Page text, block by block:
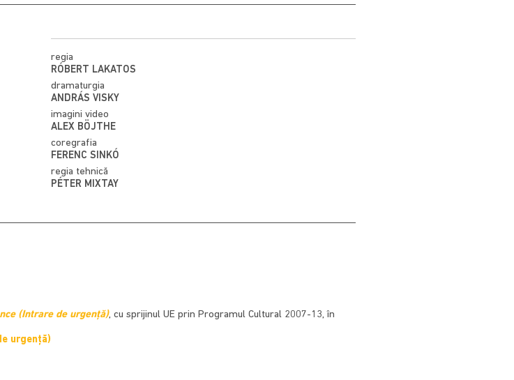
regia
RÓBERT LAKATOS
dramaturgia
ANDRÁS VISKY
imagini video
ALEX BÖJTHE
coregrafia
FERENC SINKÓ
regia tehnică
PÉTER MIXTAY
(Intrare de urgenţă), cu sprijinul UE prin Programul Cultural 2007-13, în
urgenţă)